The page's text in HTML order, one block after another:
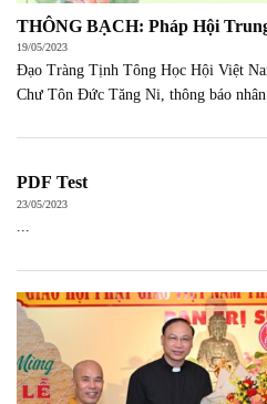
THÔNG BẠCH: Pháp Hội
19/05/2023
Đạo Tràng Tịnh Tông Học Hội Việt
Chư Tôn Đức Tăng Ni, thông báo nhân
PDF Test
23/05/2023
...